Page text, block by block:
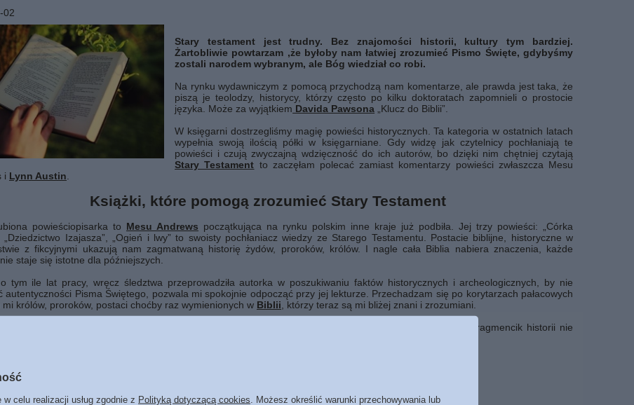
02
Stary testament jest trudny. Bez znajomości historii, kultury tym bardziej.
Żartobliwie powtarzam ,że byłoby nam łatwiej zrozumieć Pismo Święte, gdybyśmy
zostali narodem wybranym, ale Bóg wiedział co robi.
Na rynku wydawniczym z pomocą przychodzą nam komentarze, ale prawda jest taka, że
piszą je teolodzy, historycy, którzy często po kilku doktoratach zapomnieli o prostocie
języka. Może za wyjątkiem Davida Pawsona „Klucz do Biblii”.
W księgarni dostrzegliśmy magię powieści historycznych. Ta kategoria w ostatnich latach
wypełnia swoją ilością półki w księgarniane. Gdy widzę jak czytelnicy pochłaniają te
powieści i czują zwyczajną wdzięczność do ich autorów, bo dzięki nim chętniej czytają
Stary Testament to zaczęłam polecać zamiast komentarzy powieści zwłaszcza Mesu
i Lynn Austin
Książki, które pomogą zrozumieć Stary Testament
powieściopisarka to Mesu Andrews początkująca na rynku polskim inne kraje już podbiła. Jej trzy powieści: „Córka
„Dziedzictwo Izajasza”, „Ogień i lwy” to swoisty pochłaniacz wiedzy ze Starego Testamentu. Postacie biblijne, historyczne w
z fikcyjnymi ukazują nam zagmatwaną historię żydów, proroków, królów. I nagle cała Biblia nabiera znaczenia, każde
staje się istotne dla późniejszych.
tym ile lat pracy, wręcz śledztwa przeprowadziła autorka w poszukiwaniu faktów historycznych i archeologicznych, by nie
autentyczności Pisma Świętego, pozwala mi spokojnie odpocząć przy jej lekturze. Przechadzam się po korytarzach pałacowych
mi królów, proroków, postaci choćby raz wymienionych w Biblii , którzy teraz są mi bliżej znani i zrozumiani.
wszystkie proroctwa i ich wypełnienie a przy tym życie proroków i czasy w których żyli i to, że nawet fragmencik historii nie
celu realizacji usług zgodnie z Polityką dotyczącą cookies . Możesz określić warunki przechowywania lub